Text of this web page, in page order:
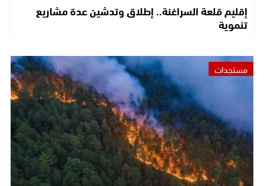
إقليم قلعة السراغنة.. إطلاق وتدشين عدة مشاريع
تنموية
مستجدات